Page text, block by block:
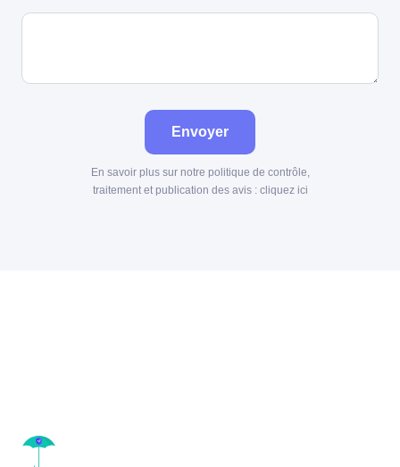
Envoyer
En savoir plus sur notre politique de contrôle,
traitement et publication des avis : cliquez ici